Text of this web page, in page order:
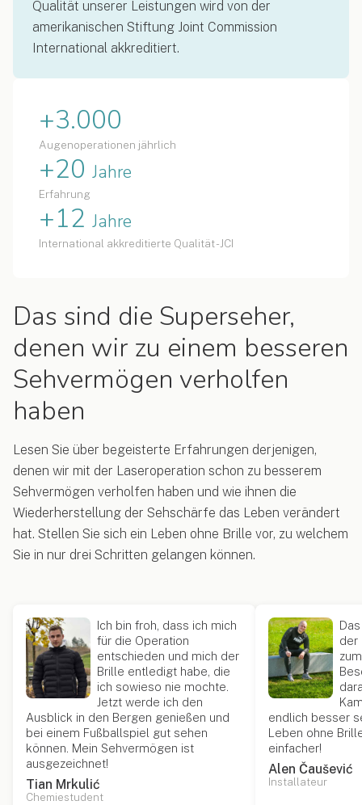
Qualität unserer Leistungen wird von der
amerikanischen Stiftung Joint Commission
International akkreditiert.
+3.000
Augenoperationen jährlich
+20 Jahre
Erfahrung
+12 Jahre
International akkreditierte Qualität - JCI
Das sind die Superseher,
denen wir zu einem besseren
Sehvermögen verholfen
haben
Lesen Sie über begeisterte Erfahrungen derjenigen,
denen wir mit der Laseroperation schon zu besserem
Sehvermögen verholfen haben und wie ihnen die
Wiederherstellung der Sehschärfe das Leben verändert
hat. Stellen Sie sich ein Leben ohne Brille vor, zu welchem
Sie in nur drei Schritten gelangen können.
Ich bin froh, dass ich mich
für die Operation
entschieden und mich der
Brille entledigt habe, die
ich sowieso nie mochte.
Jetzt werde ich den
Ausblick in den Bergen genießen und
bei einem Fußballspiel gut sehen
können. Mein Sehvermögen ist
ausgezeichnet!
Tian Mrkulić
Chemiestudent
der
endlich besser
Leben ohne
einfacher!
Alen Čaušević
Installateur